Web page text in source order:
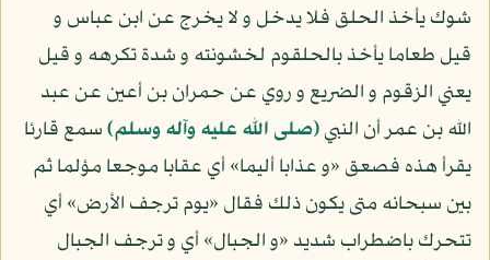
شوك يأخذ الحلق فلا يدخل و لا يخرج عن ابن عباس و
قيل طعاما يأخذ بالحلقوم لخشونته و شدة تكرهه و قيل
يعني الزقوم و الضريع و روي عن حمران بن أعين عن عبد
الله بن عمر أن النبي(صلى الله عليه وآله وسلم)سمع قارئا
يقرأ هذه فصعق «و عذابا أليما» أي عقابا موجعا مؤلما ثم
بين سبحانه متى يكون ذلك فقال «يوم ترجف الأرض» أي
تتحرك باضطراب شديد «و الجبال» أي و ترجف الجبال